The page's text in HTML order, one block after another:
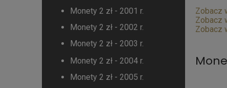
Monety 2 zł - 2001 r.
Monety 2 zł - 2002 r.
Monety 2 zł - 2003 r.
Monety 2 zł - 2004 r.
Monety 2 zł - 2005 r.
Zobacz
Zobacz
Zobacz